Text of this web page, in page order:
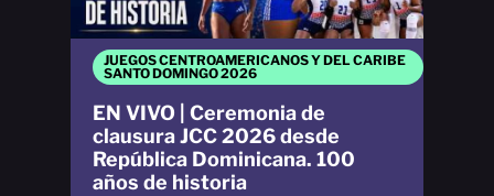
JUEGOS CENTROAMERICANOS Y DEL CARIBE
SANTO DOMINGO 2026
EN VIVO | Ceremonia de
clausura JCC 2026 desde
República Dominicana. 100
años de historia